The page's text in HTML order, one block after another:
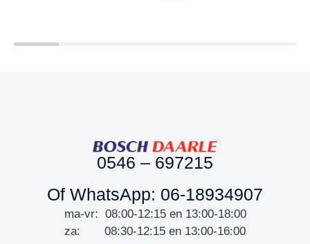
0546 – 697215
Of WhatsApp: 06-18934907
ma-vr: 08:00-12:15 en 13:00-18:00
za: 08:30-12:15 en 13:00-16:00